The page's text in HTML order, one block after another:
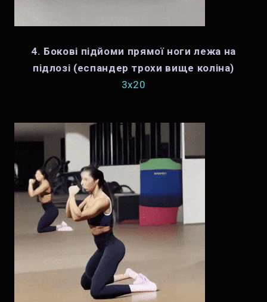
4. Бокові підйоми прямої ноги лежа на
підлозі (еспандер трохи вище коліна)
3x20